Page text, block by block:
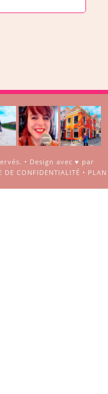
• Design avec ♥ par
DE CONFIDENTIALITÉ • PLAN